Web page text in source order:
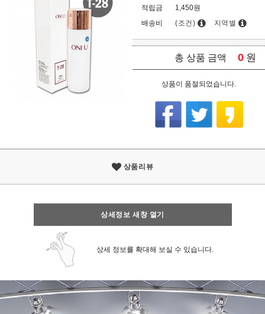
적립금
1,450원
배송비
(조건) 지역별
총 상품 금액 0 원
상품이 품절되었습니다.
상품리뷰
상세정보 새창 열기
상세 정보를 확대해 보실 수 있습니다.